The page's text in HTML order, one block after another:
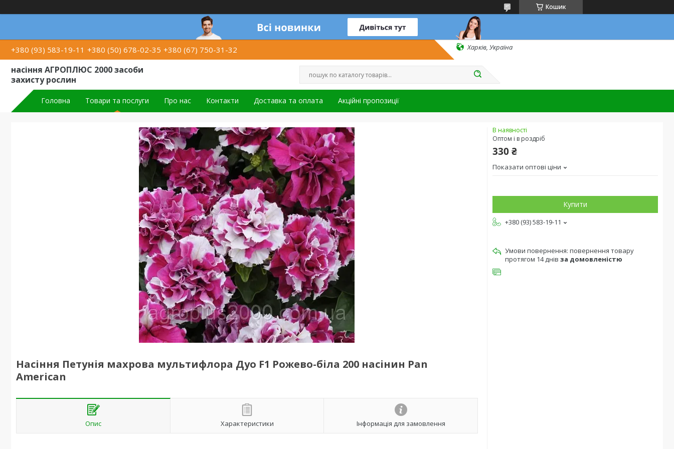
Кошик
+380 (93) 583-19-11 +380 (50) 678-02-35 +380 (67) 750-31-32 Харків, Україна
насіння АГРОПЛЮС 2000 засоби
захисту рослин
Головна Товари та послуги Про нас Контакти Доставка та оплата Акційні пропозиції
Насіння Петунія махрова мультифлора Дуо F1 Рожево-біла 200 насінин Pan
American
Опис Характеристики Інформація для замовлення
В наявності
Оптом і в роздріб
330 ₴
Показати оптові ціни
Купити
+380 (93) 583-19-11
повернення товару
протягом 14 днів за домовленістю